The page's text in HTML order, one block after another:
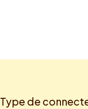
Type de